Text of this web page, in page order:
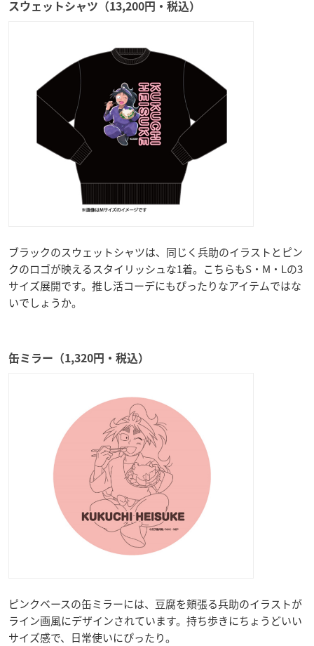
スウェットシャツ（13,200円・税込）
ブラックのスウェットシャツは、同じく兵助のイラストとピン
クのロゴが映えるスタイリッシュな1着。こちらもS・M・Lの3
サイズ展開です。推し活コーデにもぴったりなアイテムではな
いでしょうか。
缶ミラー（1,320円・税込）
ピンクベースの缶ミラーには、豆腐を頬張る兵助のイラストが
ライン画風にデザインされています。持ち歩きにちょうどいい
サイズ感で、日常使いにぴったり。